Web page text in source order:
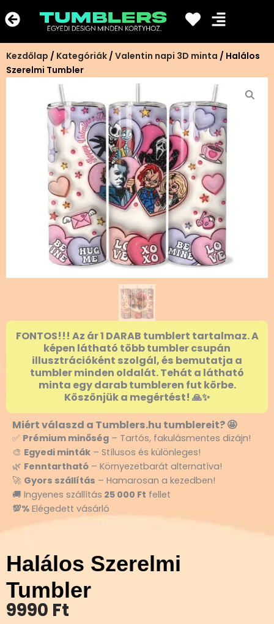
a
tartalomra
Kezdőlap / Kategóriák / Valentin napi 3D minta / Halálos
Szerelmi Tumbler
FONTOS!!! Az ár 1 DARAB tumblert tartalmaz. A
képen látható több tumbler csupán
illusztrációként szolgál, és bemutatja a
tumbler minden oldalát. Tehát a látható
minta egy darab tumbleren fut körbe.
Köszönjük a megértést! 🙏✨
Miért válaszd a Tumblers.hu tumblereit? 🤩
✅ Prémium minőség – Tartós, fakulásmentes dizájn!
🎨 Egyedi minták – Stílusos és különleges!
🌿 Fenntartható – Környezetbarát alternatíva!
🚀 Gyors szállítás – Hamarosan a kezedben!
🚚 Ingyenes szállítás 25 000 Ft fellet
💯% Elégedett vásárló
Halálos Szerelmi
Tumbler
9990 Ft